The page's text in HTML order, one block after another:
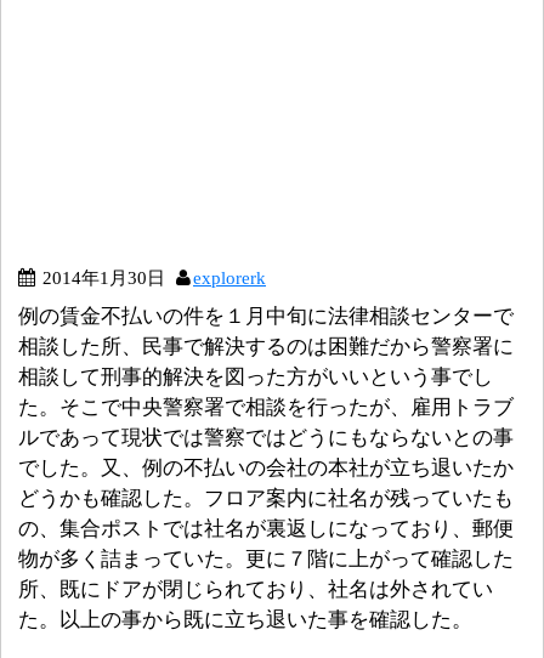
2014年1月30日 explorerk
例の賃金不払いの件を１月中旬に法律相談センターで
相談した所、民事で解決するのは困難だから警察署に
相談して刑事的解決を図った方がいいという事でし
た。そこで中央警察署で相談を行ったが、雇用トラブ
ルであって現状では警察ではどうにもならないとの事
でした。又、例の不払いの会社の本社が立ち退いたか
どうかも確認した。フロア案内に社名が残っていたも
の、集合ポストでは社名が裏返しになっており、郵便
物が多く詰まっていた。更に７階に上がって確認した
所、既にドアが閉じられており、社名は外されてい
た。以上の事から既に立ち退いた事を確認した。